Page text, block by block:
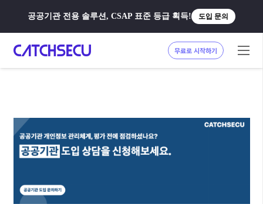
공공기관 전용 솔루션, CSAP 표준 등급 획득! 도입 문의
무료로 시작하기